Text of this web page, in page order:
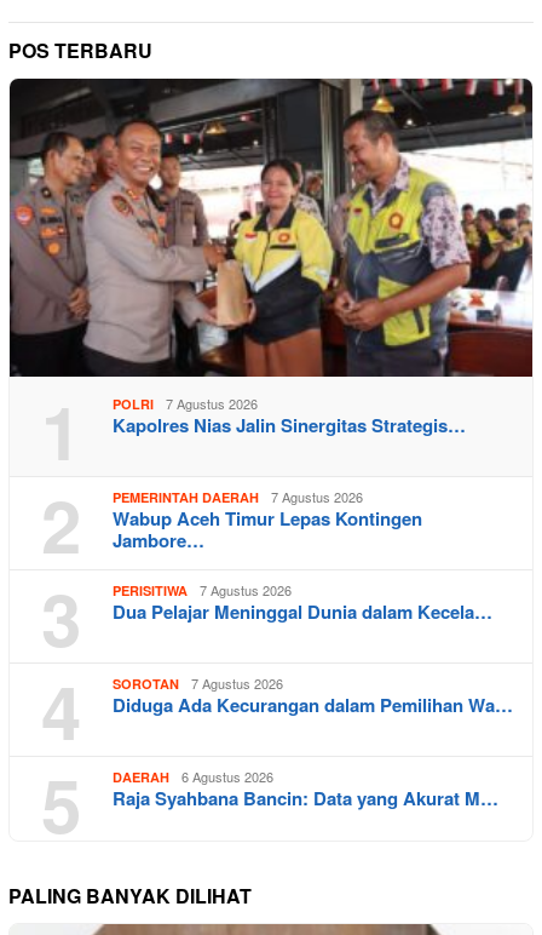
POS TERBARU
1 POLRI 7 Agustus 2026
Kapolres Nias Jalin Sinergitas Strategis…
2 PEMERINTAH DAERAH 7 Agustus 2026
Wabup Aceh Timur Lepas Kontingen
Jambore…
3 PERISITIWA 7 Agustus 2026
Dua Pelajar Meninggal Dunia dalam Kecela…
4 SOROTAN 7 Agustus 2026
Diduga Ada Kecurangan dalam Pemilihan Wa…
5 DAERAH 6 Agustus 2026
Raja Syahbana Bancin: Data yang Akurat M…
PALING BANYAK DILIHAT